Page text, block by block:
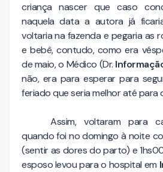
criança nascer que caso
naquela data a autora já
voltaria na fazenda e pegaria as
e bebê, contudo, como era
de maio, o Médico (Dr.
não, era para esperar para
feriado que seria melhor até para
Assim, voltaram para
quando foi no domingo à noite
(sentir as dores do parto) e
esposo levou para o hospital em